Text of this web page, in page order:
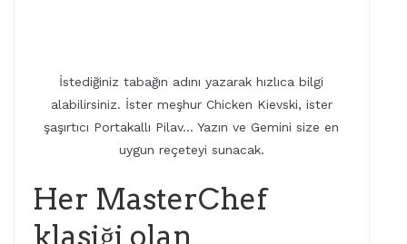
İstediğiniz tabağın adını yazarak hızlıca bilgi
alabilirsiniz. İster meşhur Chicken Kievski, ister
şaşırtıcı Portakallı Pilav… Yazın ve Gemini size en
uygun reçeteyi sunacak.
Her MasterChef
klasiği olan